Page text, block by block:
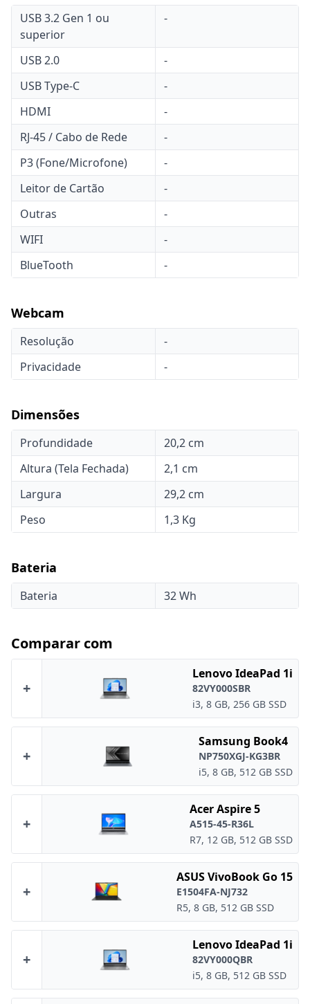
USB 3.2 Gen 1 ou
superior
-
USB 2.0
-
USB Type-C
-
HDMI
-
RJ-45 / Cabo de Rede
-
P3 (Fone/Microfone)
-
Leitor de Cartão
-
Outras
-
WIFI
-
BlueTooth
-
Webcam
Resolução
-
Privacidade
-
Dimensões
Profundidade
20,2 cm
Altura (Tela Fechada)
2,1 cm
Largura
29,2 cm
Peso
1,3 Kg
Bateria
Bateria 32 Wh
Comparar com
+
Lenovo IdeaPad 1i
82VY000SBR
i3, 8 GB, 256 GB SSD
+
Samsung Book4
NP750XGJ-KG3BR
i5, 8 GB, 512 GB SSD
+
Acer Aspire 5
A515-45-R36L
R7, 12 GB, 512 GB SSD
+
ASUS VivoBook Go 15
E1504FA-NJ732
R5, 8 GB, 512 GB SSD
+
Lenovo IdeaPad 1i
82VY000QBR
i5, 8 GB, 512 GB SSD